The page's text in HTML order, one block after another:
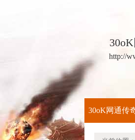
http://
30oK网通传